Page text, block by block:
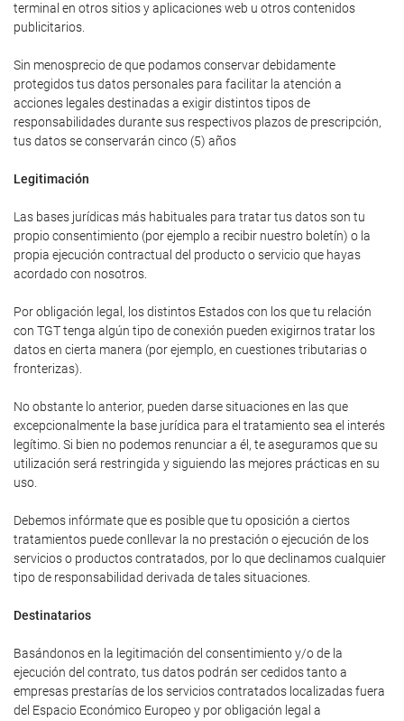
terminal en otros sitios y aplicaciones web u otros contenidos
publicitarios.
Sin menosprecio de que podamos conservar debidamente
protegidos tus datos personales para facilitar la atención a
acciones legales destinadas a exigir distintos tipos de
responsabilidades durante sus respectivos plazos de prescripción,
tus datos se conservarán cinco (5) años
Legitimación
Las bases jurídicas más habituales para tratar tus datos son tu
propio consentimiento (por ejemplo a recibir nuestro boletín) o la
propia ejecución contractual del producto o servicio que hayas
acordado con nosotros.
Por obligación legal, los distintos Estados con los que tu relación
con TGT tenga algún tipo de conexión pueden exigirnos tratar los
datos en cierta manera (por ejemplo, en cuestiones tributarias o
fronterizas).
No obstante lo anterior, pueden darse situaciones en las que
excepcionalmente la base jurídica para el tratamiento sea el interés
legítimo. Si bien no podemos renunciar a él, te aseguramos que su
utilización será restringida y siguiendo las mejores prácticas en su
uso.
Debemos infórmate que es posible que tu oposición a ciertos
tratamientos puede conllevar la no prestación o ejecución de los
servicios o productos contratados, por lo que declinamos cualquier
tipo de responsabilidad derivada de tales situaciones.
Destinatarios
Basándonos en la legitimación del consentimiento y/o de la
ejecución del contrato, tus datos podrán ser cedidos tanto a
empresas prestarías de los servicios contratados localizadas fuera
del Espacio Económico Europeo y por obligación legal a